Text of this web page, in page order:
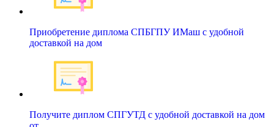
Приобретение диплома СПБГПУ ИМаш с удобной
доставкой на дом
Получите диплом СПГУТД с удобной доставкой на дом